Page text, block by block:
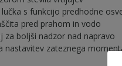
s funkcijo predhodne
pred prahom in vodo
za boljši nadzor nad napravo
nastavitev zateznega